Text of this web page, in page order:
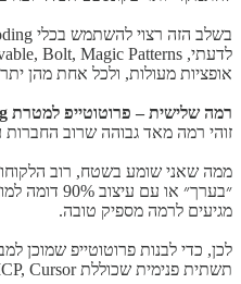
אופציות מעולות, ולכל אחת מהן
רמה שלישית – פרוטוטייפ למטרת User Testing:
זוהי רמה מאד גבוהה שרוב החברות
ממה שאני שומע בשטח, רוב
מגיעים לרמה מספיק טובה.
לכן, כדי לבנות פרוטוטייפ שמוכן
תשתית פנימית שכוללת Figma, MCP, Cursor וחיבור לקוד של מוצר.